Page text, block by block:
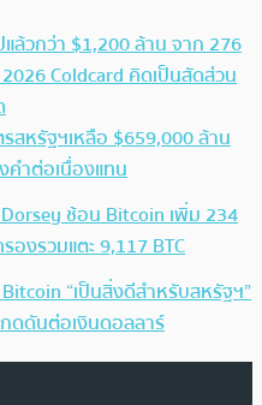
ล้วกว่า $1,200 ล้าน จาก 276
Coldcard คิดเป็นสัดส่วน
สหรัฐฯเหลือ $659,000 ล้าน
คำต่อเนื่องแทน
ช้อน Bitcoin เพิ่ม 234
งรวมแตะ 9,117 BTC
“เป็นสิ่งดีสำหรับสหรัฐฯ”
ดดันต่อเงินดอลลาร์